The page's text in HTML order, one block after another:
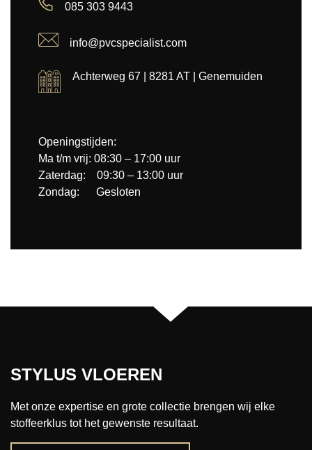
085 303 9443
info@pvcspecialist.com
Achterweg 67 | 8281 AT | Genemuiden
Openingstijden:
Ma t/m vrij: 08:30 – 17:00 uur
Zaterdag: 09:30 – 13:00 uur
Zondag: Gesloten
STYLUS VLOEREN
Met onze expertise en grote collectie brengen wij elke
stoffeerklus tot het gewenste resultaat.